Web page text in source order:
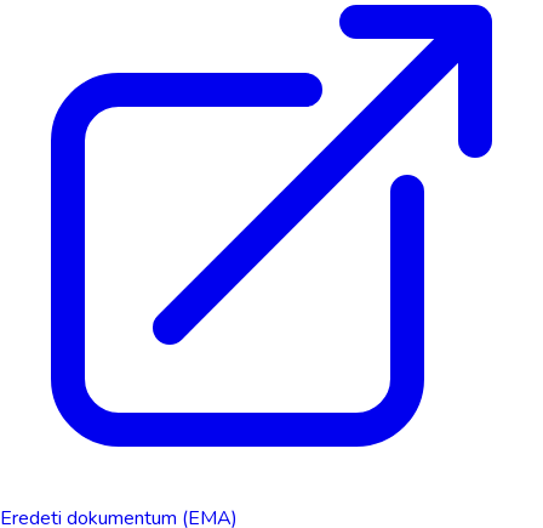
Eredeti dokumentum (EMA)